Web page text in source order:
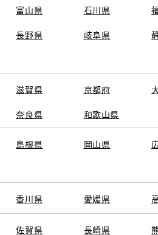
富山県 石川県
長野県 岐阜県
滋賀県 京都府
奈良県 和歌山県
島根県 岡山県
香川県 愛媛県
佐賀県 長崎県
トヨタ中古車オンラインストア
クルマ買取
トヨタレンタカー トヨ
反社会的勢力に対する基本方針企業情報 リコ